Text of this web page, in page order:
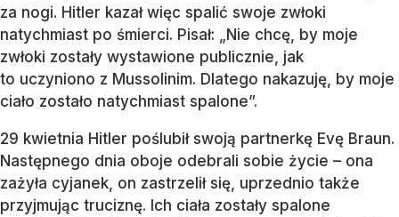
za nogi. Hitler kazał więc spalić swoje zwłoki
natychmiast po śmierci. Pisał: „Nie chcę, by moje
zwłoki zostały wystawione publicznie, jak
to uczyniono z Mussolinim. Dlatego nakazuję, by moje
ciało zostało natychmiast spalone”.
29 kwietnia Hitler poślubił swoją partnerkę Evę Braun.
Następnego dnia oboje odebrali sobie życie – ona
zażyła cyjanek, on zastrzelił się, uprzednio także
przyjmując truciznę. Ich ciała zostały spalone